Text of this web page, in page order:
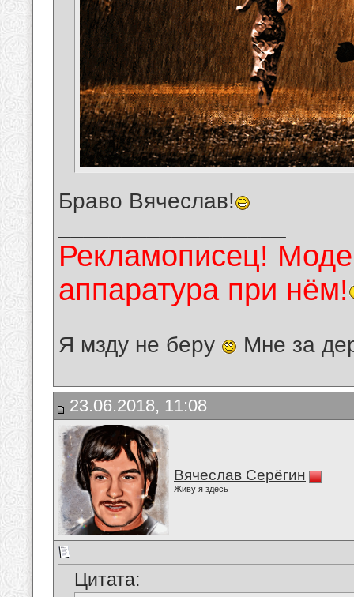
Браво Вячеслав!
Рекламописец!
аппаратура при нём!
Я мзду не беру Мне за
23.06.2018, 11:08
Вячеслав Серёгин
Живу я здесь
Цитата: